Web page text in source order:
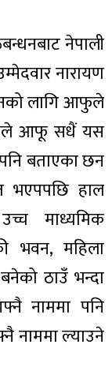
नेपाली
नारायण
लागि आफुले
आफू सधैं यस
बताएका छन
भएपपछि हाल
माध्यमिक
भवन, महिला
ठाउँ भन्दा
नाममा पनि
नाममा ल्याउने